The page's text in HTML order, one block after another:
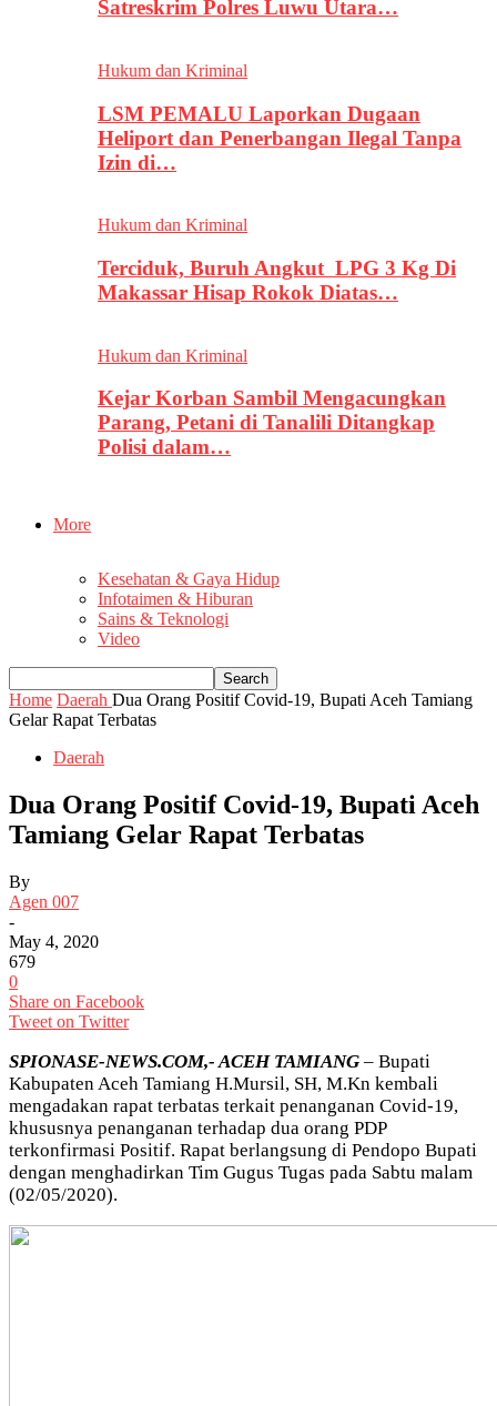
Satreskrim Polres Luwu Utara…
Hukum dan Kriminal
LSM PEMALU Laporkan Dugaan
Heliport dan Penerbangan Ilegal Tanpa
Izin di…
Hukum dan Kriminal
Terciduk, Buruh Angkut LPG 3 Kg Di
Makassar Hisap Rokok Diatas…
Hukum dan Kriminal
Kejar Korban Sambil Mengacungkan
Parang, Petani di Tanalili Ditangkap
Polisi dalam…
More
Kesehatan & Gaya Hidup
Infotaimen & Hiburan
Sains & Teknologi
Video
Home Daerah Dua Orang Positif Covid-19, Bupati Aceh Tamiang
Gelar Rapat Terbatas
Daerah
Dua Orang Positif Covid-19, Bupati Aceh
Tamiang Gelar Rapat Terbatas
By
Agen 007
-
May 4, 2020
679
0
Share on Facebook
Tweet on Twitter
SPIONASE-NEWS.COM,- ACEH TAMIANG – Bupati
Kabupaten Aceh Tamiang H.Mursil, SH, M.Kn kembali
mengadakan rapat terbatas terkait penanganan Covid-19,
khususnya penanganan terhadap dua orang PDP
terkonfirmasi Positif. Rapat berlangsung di Pendopo Bupati
dengan menghadirkan Tim Gugus Tugas pada Sabtu malam
(02/05/2020).